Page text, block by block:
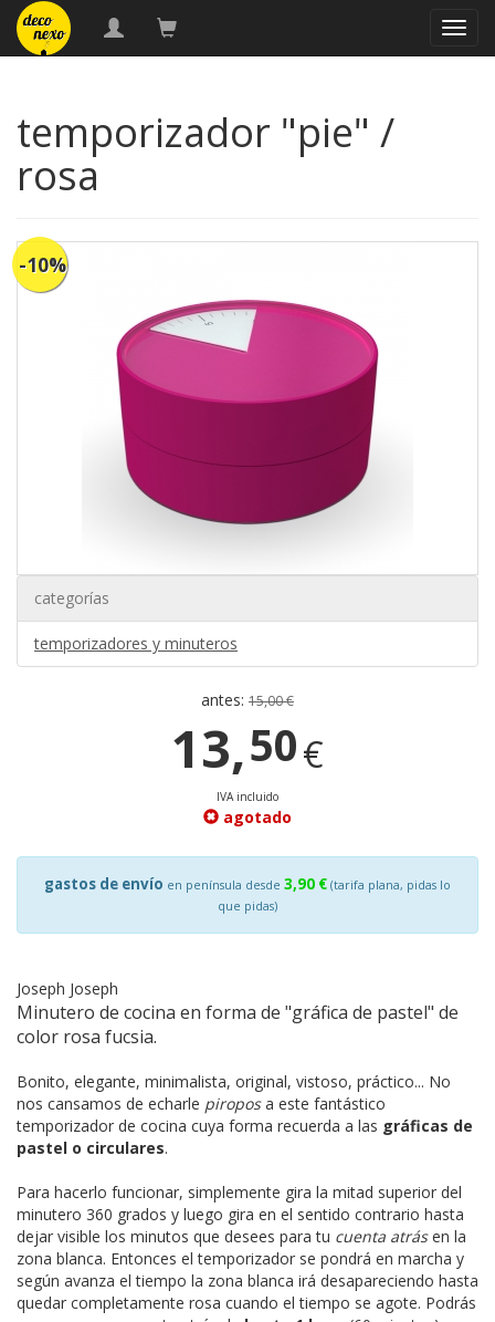
temporizador "pie" /
rosa
-10%
categorías
temporizadores y minuteros
antes: 15,00 €
13,50€
IVA incluido
agotado
gastos de envío en península desde 3,90 € (tarifa plana, pidas lo
que pidas)
Joseph Joseph
Minutero de cocina en forma de "gráfica de pastel" de
color rosa fucsia.
Bonito, elegante, minimalista, original, vistoso, práctico... No
nos cansamos de echarle piroposa este fantástico
temporizador de cocina cuya forma recuerda a las gráficas de
pastel o circulares.
Para hacerlo funcionar, simplemente gira la mitad superior del
minutero 360 grados y luego gira en el sentido contrario hasta
dejar visible los minutos que desees para tu cuenta atrásen la
zona blanca. Entonces el temporizador se pondrá en marcha y
según avanza el tiempo la zona blanca irá desapareciendo hasta
quedar completamente rosa cuando el tiempo se agote. Podrás